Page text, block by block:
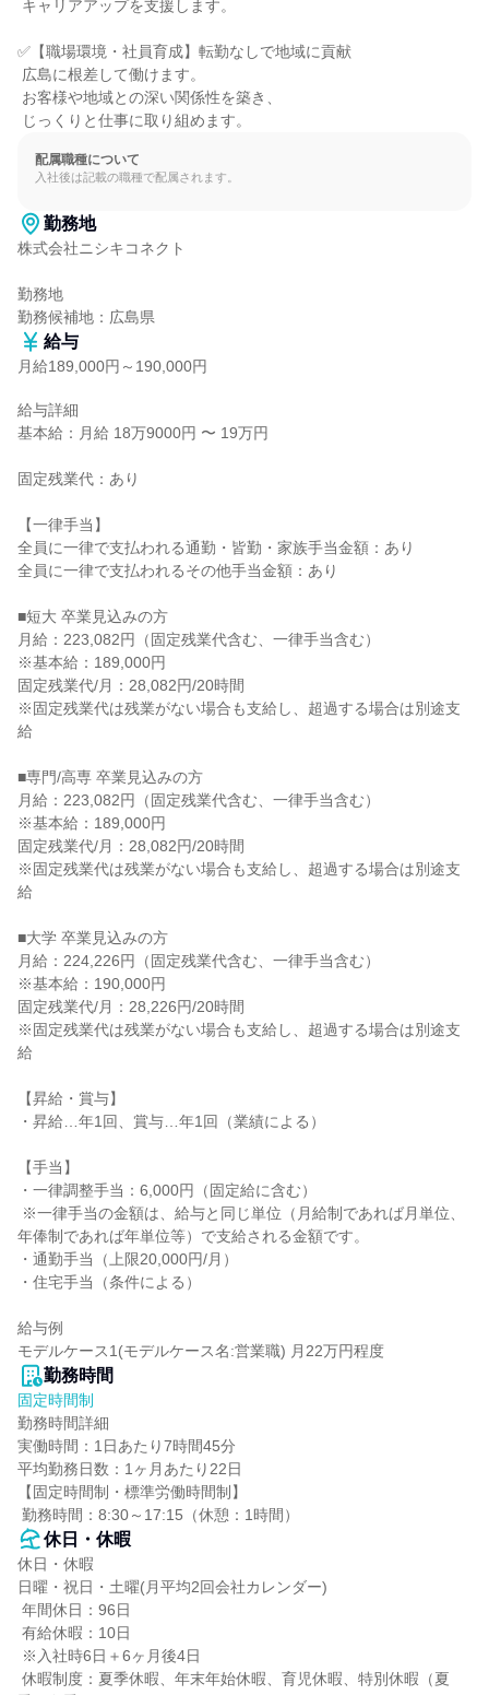
✅【職場環境・社員育成】転勤なしで地域に貢献
じっくりと仕事に取り組めます。
配属職種について
入社後は記載の職種で配属されます。
勤務地
株式会社ニシキコネクト
勤務地
勤務候補地：広島県
給与
月給189,000円～190,000円
給与詳細
基本給：月給 18万9000円 〜 19万円
固定残業代：あり
【一律手当】
全員に一律で支払われる通勤・皆勤・家族手当金額：あり
全員に一律で支払われるその他手当金額：あり
■短大 卒業見込みの方
月給：223,082円（固定残業代含む、一律手当含む）
※基本給：189,000円
固定残業代/月：28,082円/20時間
※固定残業代は残業がない場合も支給し、超過する場合は別途支
給
■専門/高専 卒業見込みの方
月給：223,082円（固定残業代含む、一律手当含む）
※基本給：189,000円
固定残業代/月：28,082円/20時間
※固定残業代は残業がない場合も支給し、超過する場合は別途支
給
■大学 卒業見込みの方
月給：224,226円（固定残業代含む、一律手当含む）
※基本給：190,000円
固定残業代/月：28,226円/20時間
※固定残業代は残業がない場合も支給し、超過する場合は別途支
給
【昇給・賞与】
・昇給…年1回、賞与…年1回（業績による）
【手当】
・一律調整手当：6,000円（固定給に含む）
年俸制であれば年単位等）で支給される金額です。
・通勤手当（上限20,000円/月）
・住宅手当（条件による）
給与例
モデルケース1(モデルケース名:営業職) 月22万円程度
勤務時間
固定時間制
勤務時間詳細
実働時間：1日あたり7時間45分
平均勤務日数：1ヶ月あたり22日
【固定時間制・標準労働時間制】
勤務時間：8:30～17:15（休憩：1時間）
休日・休暇
休日・休暇
日曜・祝日・土曜(月平均2回会社カレンダー)